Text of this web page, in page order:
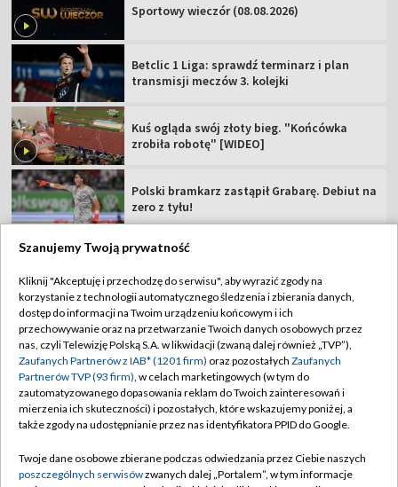
Sportowy wieczór (08.08.2026)
Betclic 1 Liga: sprawdź terminarz i plan
transmisji meczów 3. kolejki
Kuś ogląda swój złoty bieg. "Końcówka
zrobiła robotę" [WIDEO]
Polski bramkarz zastąpił Grabarę. Debiut na
zero z tyłu!
TVP
Abonament TVP
Sklep TVP
Biuro Reklamy
Oferta Handlowa
Emisja w TVP
Regulamin TVP
Polityka prywatności
Moje zgody
Biuro reklamy
Szanujemy Twoją prywatność
Kliknij "Akceptuję i przechodzę do serwisu", aby wyrazić zgody na
korzystanie z technologii automatycznego śledzenia i zbierania danych,
dostęp do informacji na Twoim urządzeniu końcowym i ich
przechowywanie oraz na przetwarzanie Twoich danych osobowych przez
nas, czyli Telewizję Polską S.A. w likwidacji (zwaną dalej również „TVP”),
Zaufanych Partnerów z IAB* (1201 firm) oraz pozostałych Zaufanych
Partnerów TVP (93 firm), w celach marketingowych (w tym do
zautomatyzowanego dopasowania reklam do Twoich zainteresowań i
mierzenia ich skuteczności) i pozostałych, które wskazujemy poniżej, a
także zgody na udostępnianie przez nas identyfikatora PPID do Google.
Twoje dane osobowe zbierane podczas odwiedzania przez Ciebie naszych
poszczególnych serwisówzwanych dalej „Portalem”, w tym informacje